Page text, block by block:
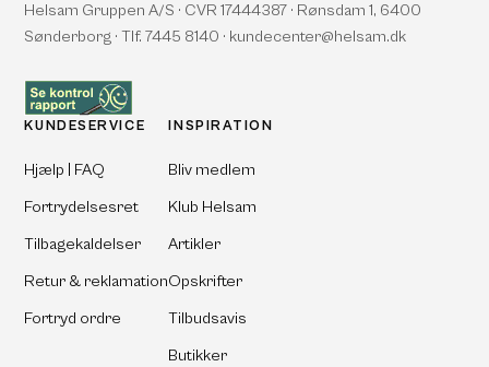
Helsam Gruppen A/S · CVR 17444387 · Rønsdam 1, 6400
Sønderborg · Tlf. 7445 8140 · kundecenter@helsam.dk
KUNDESERVICE
Hjælp | FAQ
Fortrydelsesret
Tilbagekaldelser
Retur & reklamation
Fortryd ordre
INSPIRATION
Bliv medlem
Klub Helsam
Artikler
Opskrifter
Tilbudsavis
Butikker